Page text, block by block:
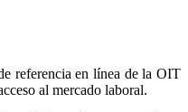
referencia en línea de la OIT
al mercado laboral.